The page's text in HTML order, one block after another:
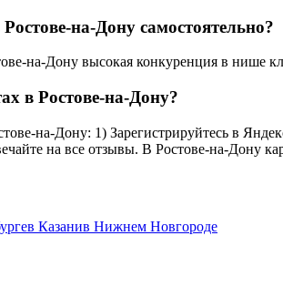
на-Дону самостоятельно?
на-Дону высокая конкуренция в нише
в Ростове-на-Дону?
на-Дону: 1) Зарегистрируйтесь в
на все отзывы. В Ростове-на-Дону
в Казанив Нижнем Новгороде